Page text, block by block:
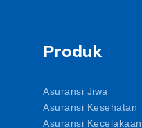
Produk
Asuransi Jiwa
Asuransi Kesehatan
Asuransi Kecelakaan